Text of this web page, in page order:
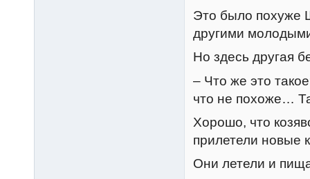
Это было похуже
другими
Но здесь другая
– Что же это
что не похоже…
Хорошо, что
прилетели новые
Они летели и